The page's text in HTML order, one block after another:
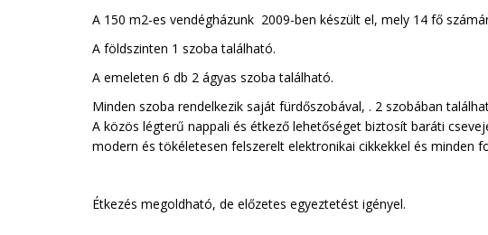
A 150 m2-es vendégházunk 2009-ben készült el, mely 14 fő
A földszinten 1 szoba található.
A emeleten 6 db 2 ágyas szoba található.
Minden szoba rendelkezik saját fürdőszobával, . 2 szobában
A közös légterű nappali és étkező lehetőséget biztosít baráti
modern és tökéletesen felszerelt elektronikai cikkekkel és minden
Étkezés megoldható, de előzetes egyeztetést igényel.